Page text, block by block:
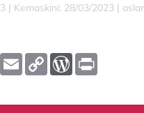
| Kemaskini: 28/03/2023 |
L
E
m
l
C
L
W
P
t